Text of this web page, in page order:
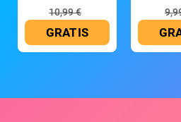
10,99 €
GRATIS